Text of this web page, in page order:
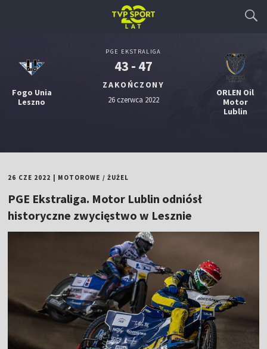
Fogo Unia
Leszno
PGE EKSTRALIGA
43 - 47
ZAKOŃCZONY
26 czerwca 2022
ORLEN Oil
Motor
Lublin
26 CZE 2022 MOTOROWE / ŻUŻEL
PGE Ekstraliga. Motor Lublin odniósł
historyczne zwycięstwo w Lesznie